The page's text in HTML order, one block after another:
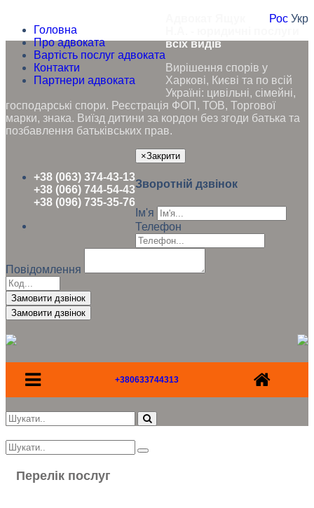
Головна
Про адвоката
Вартість послуг адвоката
Контакти
Партнери адвоката
Рос Укр
всіх видів
Вирішення спорів у
Харкові, Києві та по всій
Україні: цивільні, сімейні,
господарські спори. Реєстрація ФОП, ТОВ, Торгової
марки, знака. Виїзд дитини за кордон без згоди батька та
позбавлення батьківських прав.
+38 (063) 374-43-13
+38 (066) 744-54-43
+38 (096) 735-35-76
×Закрити
Зворотній дзвінок
Ім'я
Телефон
Повідомлення
Замовити дзвінок
+380633744313
Перелік послуг